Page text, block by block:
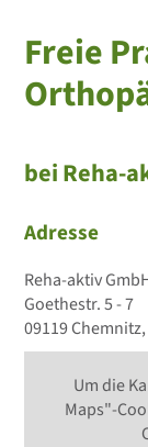
Freie
bei Reha-
Adresse
Reha-aktiv
Goethestr. 5 - 7
09119
Um die
Maps"-